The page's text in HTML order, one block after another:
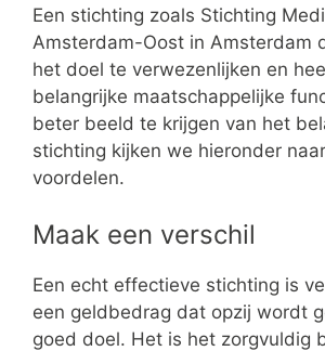
Een stichting zoals Stichting
Amsterdam-Oost in Amsterdam
het doel te verwezenlijken en
belangrijke maatschappelijke
beter beeld te krijgen van het
stichting kijken we hieronder
voordelen.
Maak een verschil
Een echt effectieve stichting is
een geldbedrag dat opzij wordt
goed doel. Het is het zorgvuldig